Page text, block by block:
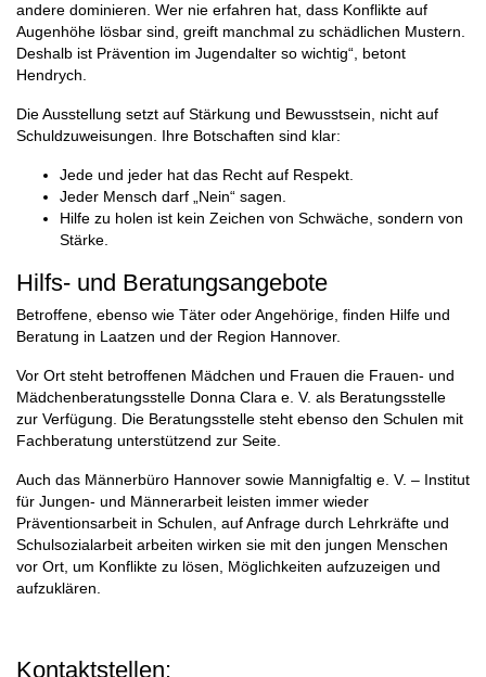
andere dominieren. Wer nie erfahren hat, dass Konflikte auf
Augenhöhe lösbar sind, greift manchmal zu schädlichen Mustern.
Deshalb ist Prävention im Jugendalter so wichtig“, betont
Hendrych.
Die Ausstellung setzt auf Stärkung und Bewusstsein, nicht auf
Schuldzuweisungen. Ihre Botschaften sind klar:
Jede und jeder hat das Recht auf Respekt.
Jeder Mensch darf „Nein“ sagen.
Hilfe zu holen ist kein Zeichen von Schwäche, sondern von
Stärke.
Hilfs- und Beratungsangebote
Betroffene, ebenso wie Täter oder Angehörige, finden Hilfe und
Beratung in Laatzen und der Region Hannover.
Vor Ort steht betroffenen Mädchen und Frauen die Frauen- und
Mädchenberatungsstelle Donna Clara e. V. als Beratungsstelle
zur Verfügung. Die Beratungsstelle steht ebenso den Schulen mit
Fachberatung unterstützend zur Seite.
Auch das Männerbüro Hannover sowie Mannigfaltig e. V. – Institut
für Jungen- und Männerarbeit leisten immer wieder
Präventionsarbeit in Schulen, auf Anfrage durch Lehrkräfte und
Schulsozialarbeit arbeiten wirken sie mit den jungen Menschen
vor Ort, um Konflikte zu lösen, Möglichkeiten aufzuzeigen und
aufzuklären.
Kontaktstellen: